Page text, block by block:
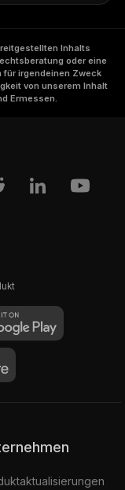
Inhalts
oder eine
für irgendeinen Zweck
von unserem Inhalt
Ermessen.